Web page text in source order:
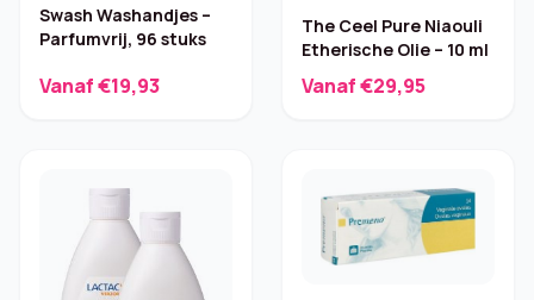
Swash Washandjes –
Parfumvrij, 96 stuks
Vanaf €19,93
The Ceel Pure Niaouli
Etherische Olie – 10 ml
Vanaf €29,95